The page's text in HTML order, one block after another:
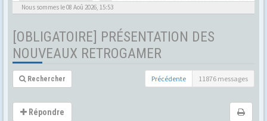
Nous sommes le 08 Aoû 2026, 15:53
[OBLIGATOIRE] PRÉSENTATION DES
NOUVEAUX RETROGAMER
Précédente 11876 messages
Rechercher
Répondre